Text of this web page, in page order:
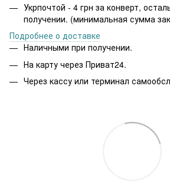
Укрпочтой - 4 грн за конверт,
получении. (минимальная сумма
Подробнее о доставке
Наличными при получении.
На карту через Приват24.
Через кассу или терминал